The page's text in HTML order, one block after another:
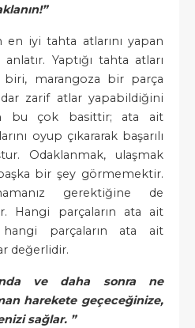
en iyi tahta atlarını yapan
Yaptığı tahta atları
biri, marangoza bir parça
zarif atlar yapabildiğini
bu çok basittir; ata ait
oyup çıkararak başarılı
Odaklanmak, ulaşmak
bir şey görmemektir.
gerektiğine de
Hangi parçaların ata ait
hangi parçaların ata ait
değerlidir.
ve daha sonra ne
harekete geçeceğinize,
sağlar. ”